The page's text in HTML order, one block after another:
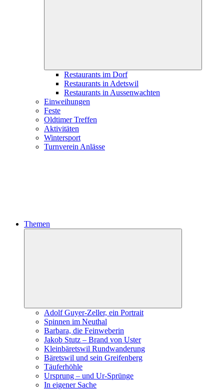
Restaurants im Dorf
Restaurants in Adetswil
Restaurants in Aussenwachten
Einweihungen
Feste
Oldtimer Treffen
Aktivitäten
Wintersport
Turnverein Anlässe
Themen
Adolf Guyer-Zeller, ein Portrait
Spinnen im Neuthal
Barbara, die Feinweberin
Jakob Stutz – Brand von Uster
Kleinbäretswil Rundwanderung
Bäretswil und sein Greifenberg
Täuferhöhle
Ursprung – und Ur-Sprünge
In eigener Sache